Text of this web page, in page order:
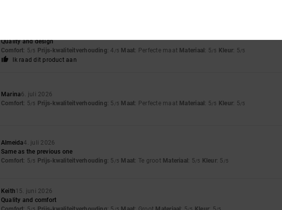
Quality and design
Comfort: 5/5 Prijs-kwaliteitverhouding: 4 /5 Maat: Perfecte maat Materiaal : 5/5 Kleur: 5/5
Ik raad dit product aan
Marina6. juli 2026
Comfort: 5/5 Prijs-kwaliteitverhouding: 5 /5 Maat: Perfecte maat Materiaal : 5/5 Kleur: 5/5
Almeida4. juli 2026
Same as the previous one
Comfort: 5/5 Prijs-kwaliteitverhouding: 5 /5 Maat: Te groot Materiaal : 5/5 Kleur: 5 /5
Keith15. juni 2026
Quality and comfort